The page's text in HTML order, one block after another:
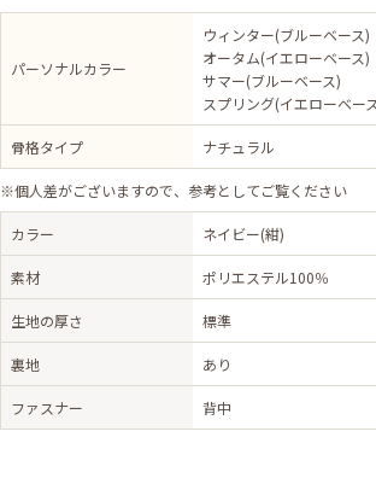
パーソナルカラー
ウィンター(ブルーベース)
オータム(イエローベース)
サマー(ブルーベース)
スプリング(イエローベー
骨格タイプ ナチュラル
※個人差がございますので、参考としてご覧ください
カラー ネイビー(紺)
素材 ポリエステル100％
生地の厚さ 標準
裏地 あり
ファスナー 背中